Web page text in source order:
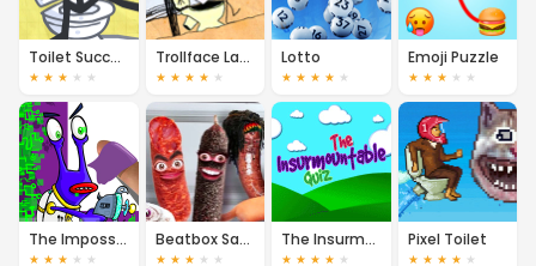
Toilet Success!
★ ★ ★ ★ ★
Trollface Launch 2
★ ★ ★ ★ ★
Lotto
★ ★ ★ ★ ★
Emoji Puzzle
★ ★ ★ ★ ★
The Impossible Quiz Book: Chapter 2
★ ★ ★ ★ ★
Beatbox Sausages
★ ★ ★ ★ ★
The Insurmountable Quiz
★ ★ ★ ★ ★
Pixel Toilet
★ ★ ★ ★ ★